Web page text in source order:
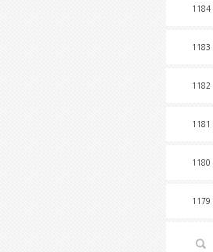
1184
1183
1182
1181
1180
1179